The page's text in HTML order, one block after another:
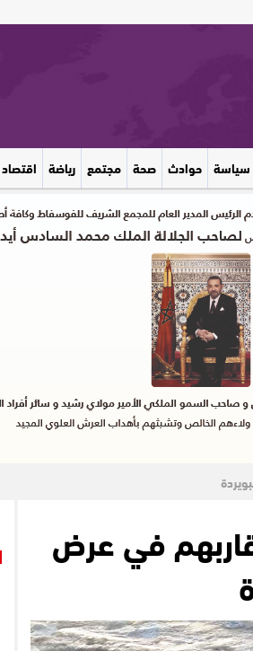
سياسة حوادث صحة مجتمع رياضة اقتصاد
قاربهم في عرض